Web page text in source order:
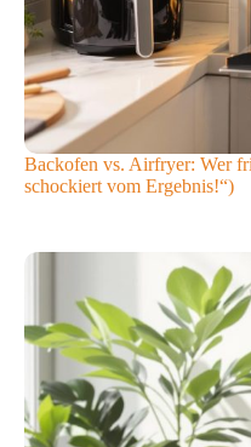
Backofen vs. Airfryer: Wer
schockiert vom Ergebnis!“)